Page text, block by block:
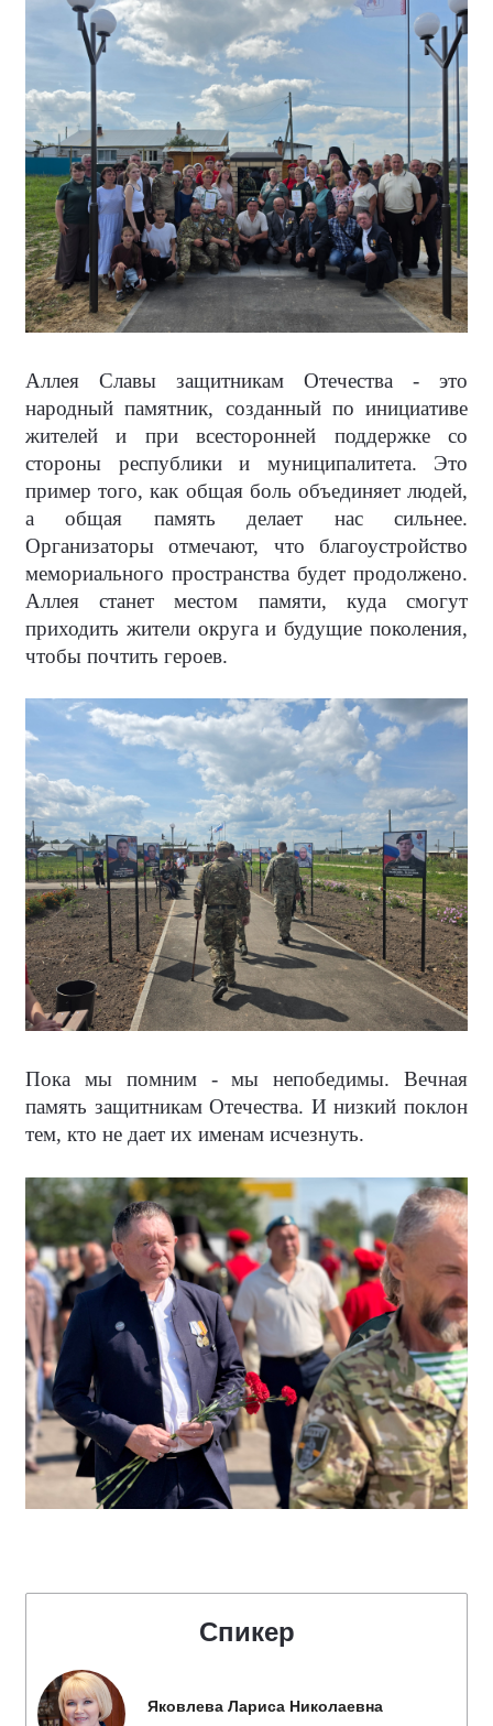
Аллея Славы защитникам Отечества - это
народный памятник, созданный по инициативе
жителей и при всесторонней поддержке со
стороны республики и муниципалитета. Это
пример того, как общая боль объединяет людей,
а общая память делает нас сильнее.
Организаторы отмечают, что благоустройство
мемориального пространства будет продолжено.
Аллея станет местом памяти, куда смогут
приходить жители округа и будущие поколения,
чтобы почтить героев.
Пока мы помним - мы непобедимы. Вечная
память защитникам Отечества. И низкий поклон
тем, кто не дает их именам исчезнуть.
Спикер
Яковлева Лариса Николаевна